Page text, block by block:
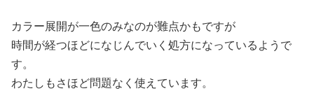
カラー展開が一色のみなのが難点かもですが
時間が経つほどになじんでいく処方になっているようで
す。
わたしもさほど問題なく使えています。